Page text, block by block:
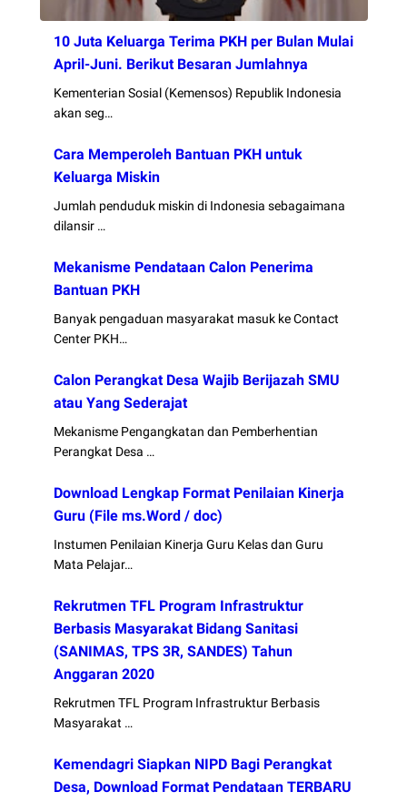
10 Juta Keluarga Terima PKH per Bulan Mulai
April-Juni. Berikut Besaran Jumlahnya
Kementerian Sosial (Kemensos) Republik Indonesia
akan seg…
Cara Memperoleh Bantuan PKH untuk
Keluarga Miskin
Jumlah penduduk miskin di Indonesia sebagaimana
dilansir …
Mekanisme Pendataan Calon Penerima
Bantuan PKH
Banyak pengaduan masyarakat masuk ke Contact
Center PKH…
Calon Perangkat Desa Wajib Berijazah SMU
atau Yang Sederajat
Mekanisme Pengangkatan dan Pemberhentian
Perangkat Desa …
Download Lengkap Format Penilaian Kinerja
Guru (File ms.Word / doc)
Instumen Penilaian Kinerja Guru Kelas dan Guru
Mata Pelajar…
Rekrutmen TFL Program Infrastruktur
Berbasis Masyarakat Bidang Sanitasi
(SANIMAS, TPS 3R, SANDES) Tahun
Anggaran 2020
Rekrutmen TFL Program Infrastruktur Berbasis
Masyarakat …
Kemendagri Siapkan NIPD Bagi Perangkat
Desa, Download Format Pendataan TERBARU